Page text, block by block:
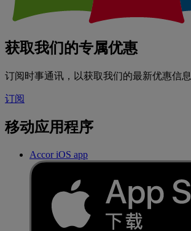
获取我们的专属优惠
订阅时事通讯，以获取我们的最新优惠信息
订阅
移动应用程序
Accor iOS app